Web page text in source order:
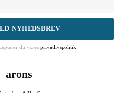
NYHEDSBREV
du vores privatlivspolitik
arons